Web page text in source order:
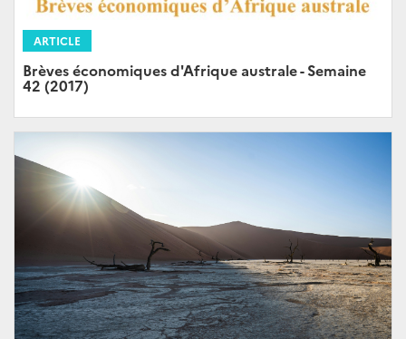
ARTICLE
Brèves économiques d'Afrique australe - Semaine
42 (2017)